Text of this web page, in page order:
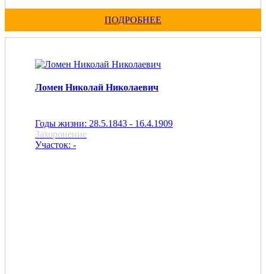
ПОДРОБНЕЕ
Ломен Николай Николаевич
Годы жизни: 28.5.1843 - 16.4.1909
Захоронение
Участок: -